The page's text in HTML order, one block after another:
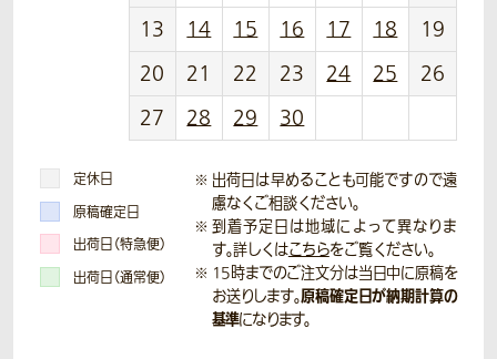
13
14 15 16 17 18
19
20
21 22 23 24 25
26
27
28 29 30
定休日
原稿確定日
出荷日（特急便）
出荷日（通常便）
出荷日は早めることも可能ですので遠
慮なくご相談ください。
到着予定日は地域によって異なりま
す。詳しくはこちらをご覧ください。
15時までのご注文分は当日中に原稿を
お送りします。原稿確定日が納期計算の
基準になります。